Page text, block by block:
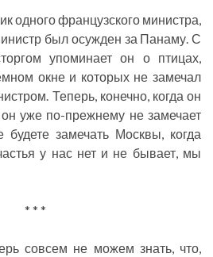
одного французского министра,
был осужден за Панаму. С
упоминает он о птицах,
окне и которых не замечал
Теперь, конечно, когда он
уже по-прежнему не замечает
замечать Москвы, когда
у нас нет и не бывает, мы
* * *
совсем не можем знать, что,